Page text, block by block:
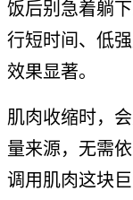
饭后别急着躺
行短时间、低
效果显著。
肌肉收缩时，
量来源，无需
调用肌肉这块